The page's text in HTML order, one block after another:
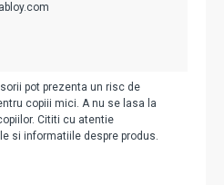
pot prezenta un risc de
copiii mici. A nu se lasa la
Cititi cu atentie
si informatiile despre produs.